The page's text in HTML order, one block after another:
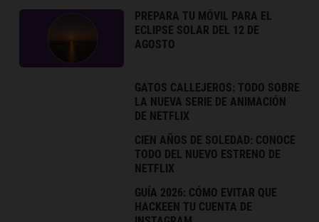
PREPARA TU MÓVIL PARA EL
ECLIPSE SOLAR DEL 12 DE
AGOSTO
GATOS CALLEJEROS: TODO SOBRE
LA NUEVA SERIE DE ANIMACIÓN
DE NETFLIX
CIEN AÑOS DE SOLEDAD: CONOCE
TODO DEL NUEVO ESTRENO DE
NETFLIX
GUÍA 2026: CÓMO EVITAR QUE
HACKEEN TU CUENTA DE